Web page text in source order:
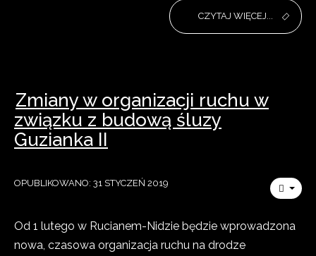
CZYTAJ WIĘCEJ...
Zmiany w organizacji ruchu w
związku z budową śluzy
Guzianka II
OPUBLIKOWANO: 31 STYCZEŃ 2019
Od 1 lutego w Rucianem-Nidzie będzie wprowadzona
nowa, czasowa organizacja ruchu na drodze